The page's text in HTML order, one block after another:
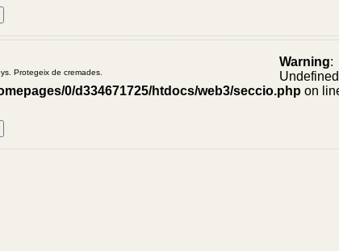
htdocs/web3/seccio.php
Protegeix de cremades.
Warning:
Undefined
0/d334671725/htdocs/web3/seccio.php on
htdocs/web3/seccio.php